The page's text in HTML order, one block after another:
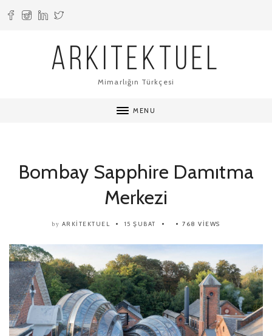
ARKITEKTUEL
Mimarlığın Türkçesi
MENU
Bombay Sapphire Damıtma
Merkezi
by ARKITEKTUEL 15 ŞUBAT 768 VIEWS